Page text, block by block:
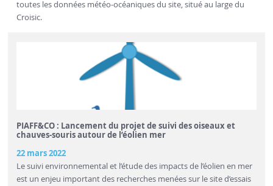
toutes les données météo-océaniques du site, situé au large du
Croisic.
PIAFF&CO : Lancement du projet de suivi des oiseaux et
chauves-souris autour de l’éolien mer
22 mars 2022
Le suivi environnemental et l’étude des impacts de l’éolien en mer
est un enjeu important des recherches menées sur le site d’essais